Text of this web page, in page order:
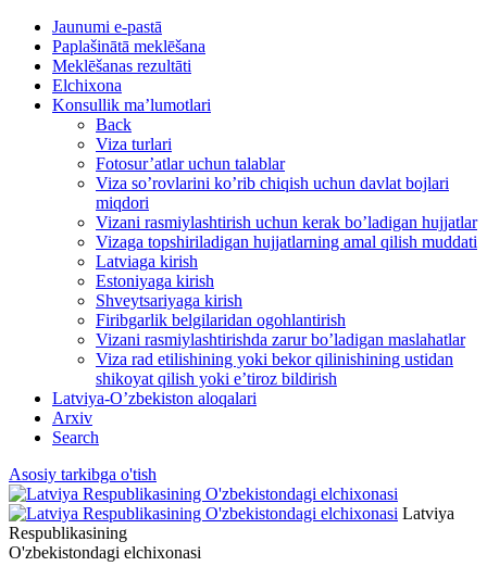
Jaunumi e-pastā
Paplašinātā meklēšana
Meklēšanas rezultāti
Elchixona
Konsullik ma’lumotlari
Back
Viza turlari
Fotosur’atlar uchun talablar
Viza so’rovlarini ko’rib chiqish uchun davlat bojlari
miqdori
Vizani rasmiylashtirish uchun kerak bo’ladigan hujjatlar
Vizaga topshiriladigan hujjatlarning amal qilish muddati
Latviaga kirish
Estoniyaga kirish
Shveytsariyaga kirish
Firibgarlik belgilaridan ogohlantirish
Vizani rasmiylashtirishda zarur bo’ladigan maslahatlar
Viza rad etilishining yoki bekor qilinishining ustidan
shikoyat qilish yoki e’tiroz bildirish
Latviya-O’zbekiston aloqalari
Arxiv
Search
Asosiy tarkibga o'tish
Latviya
Respublikasining
O'zbekistondagi elchixonasi